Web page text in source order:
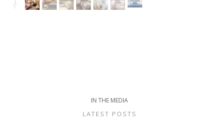
IN THE MEDIA
LATEST POSTS